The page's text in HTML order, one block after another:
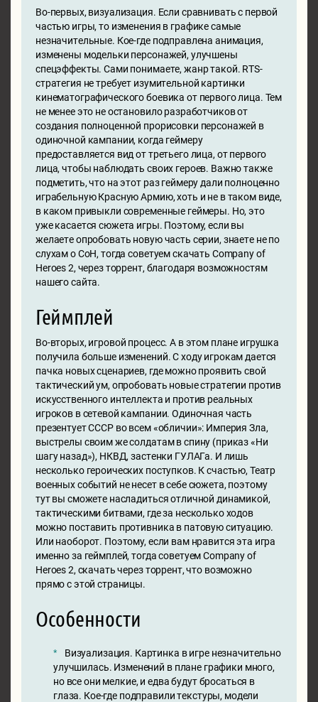
Во-первых, визуализация. Если сравнивать с первой
частью игры, то изменения в графике самые
незначительные. Кое-где подправлена анимация,
изменены модельки персонажей, улучшены
спецэффекты. Сами понимаете, жанр такой. RTS-
стратегия не требует изумительной картинки
кинематографического боевика от первого лица. Тем
не менее это не остановило разработчиков от
создания полноценной прорисовки персонажей в
одиночной кампании, когда геймеру
предоставляется вид от третьего лица, от первого
лица, чтобы наблюдать своих героев. Важно также
подметить, что на этот раз геймеру дали полноценно
играбельную Красную Армию, хоть и не в таком виде,
в каком привыкли современные геймеры. Но, это
уже касается сюжета игры. Поэтому, если вы
желаете опробовать новую часть серии, знаете не по
слухам о CoH, тогда советуем скачать Company of
Heroes 2, через торрент, благодаря возможностям
нашего сайта.
Геймплей
Во-вторых, игровой процесс. А в этом плане игрушка
получила больше изменений. С ходу игрокам дается
пачка новых сценариев, где можно проявить свой
тактический ум, опробовать новые стратегии против
искусственного интеллекта и против реальных
игроков в сетевой кампании. Одиночная часть
презентует СССР во всем «обличии»: Империя Зла,
выстрелы своим же солдатам в спину (приказ «Ни
шагу назад»), НКВД, застенки ГУЛАГа. И лишь
несколько героических поступков. К счастью, Театр
военных событий не несет в себе сюжета, поэтому
тут вы сможете насладиться отличной динамикой,
тактическими битвами, где за несколько ходов
можно поставить противника в патовую ситуацию.
Или наоборот. Поэтому, если вам нравится эта игра
именно за геймплей, тогда советуем Company of
Heroes 2, скачать через торрент, что возможно
прямо с этой страницы.
Особенности
Визуализация. Картинка в игре незначительно
улучшилась. Изменений в плане графики много,
но все они мелкие, и едва будут бросаться в
глаза. Кое-где подправили текстуры, модели